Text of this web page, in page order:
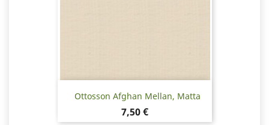
Ottosson Afghan Mellan, Matta
Hinta
7,50 €